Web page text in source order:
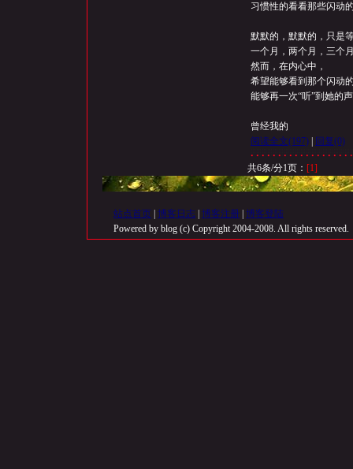
习惯性的看看那些闪动
默默的，默默的，只是
一个月，两个月，三
然而，在内心中，
希望能够看到那个闪动
能够再一次“听”到她的
曾经我的
阅读全文(197) 回复(0)
共6条/分1页： [1]
站点首页 博客日志 博客注册 博客登陆
Powered by blog (c) Copyright 2004-2008. All rights reserved.